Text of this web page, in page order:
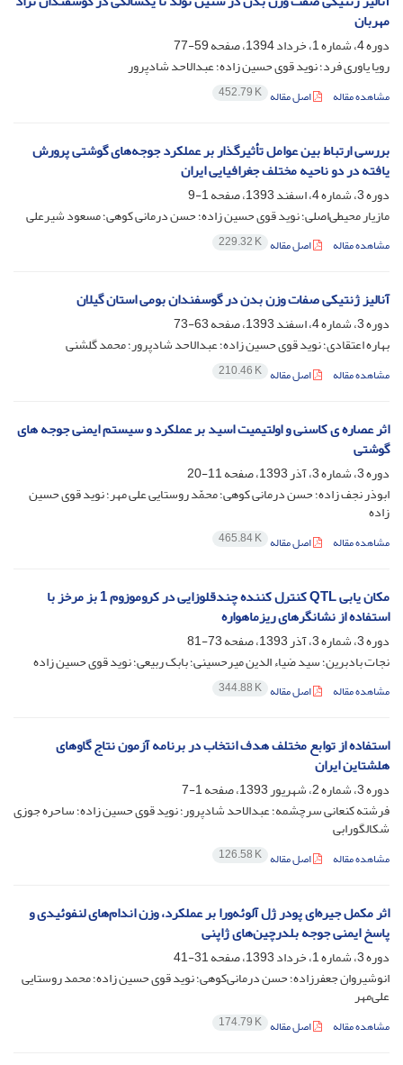
مهربان
دوره 4، شماره 1، خرداد 1394، صفحه
59-77
رویا یاوری فرد؛ نوید قوی حسین زاده؛ عبدالاحد شادپرور
مشاهده مقاله اصل مقاله 452.79 K
بررسی ارتباط بین عوامل تأثیرگذار بر عملکرد جوجه‌های گوشتی پرورش
یافته در دو ناحیه مختلف جغرافیایی ایران
دوره 3، شماره 4، اسفند 1393، صفحه
1-9
مازیار محیطی‌اصلی؛ نوید قوی حسین زاده؛ حسن درمانی کوهی؛ مسعود شیرعلی
مشاهده مقاله اصل مقاله 229.32 K
آنالیز ژنتیکی صفات وزن بدن در گوسفندان بومی استان گیلان
دوره 3، شماره 4، اسفند 1393، صفحه
63-73
بهاره اعتقادی؛ نوید قوی حسین زاده؛ عبدالاحد شادپرور؛ محمد گلشنی
مشاهده مقاله اصل مقاله 210.46 K
اثر عصاره ی کاسنی و اولتیمیت اسید بر عملکرد و سیستم ایمنی جوجه های
گوشتی
دوره 3، شماره 3، آذر 1393، صفحه
11-20
ابوذر نجف زاده؛ حسن درمانی کوهی؛ محمّد روستایی علی مهر؛ نوید قوی حسین
زاده
مشاهده مقاله اصل مقاله 465.84 K
مکان یابی QTL کنترل کننده چندقلوزایی در کروموزوم 1 بز مرخز با
استفاده از نشانگرهای ریزماهواره
دوره 3، شماره 3، آذر 1393، صفحه
73-81
نجات بادبرین؛ سید ضیاء الدین میرحسینی؛ بابک ربیعی؛ نوید قوی حسین زاده
مشاهده مقاله اصل مقاله 344.88 K
استفاده از توابع مختلف هدف انتخاب در برنامه آزمون نتاج گاوهای
هلشتاین ایران
دوره 3، شماره 2، شهریور 1393، صفحه
1-7
فرشته کنعانی سرچشمه؛ عبدالاحد شادپرور؛ نوید قوی حسین زاده؛ ساحره جوزی
شکالگورابی
مشاهده مقاله اصل مقاله 126.58 K
اثر مکمل جیره‌ای پودر ژل آلوئه‌ورا بر عملکرد، وزن اندام‌های لنفوئیدی و
پاسخ ایمنی جوجه بلدرچین‌های ژاپنی
دوره 3، شماره 1، خرداد 1393، صفحه
31-41
انوشیروان جعفرزاده؛ حسن درمانی‌کوهی؛ نوید قوی‌ حسین زاده؛ محمد روستایی
علی‌مهر
مشاهده مقاله اصل مقاله 174.79 K